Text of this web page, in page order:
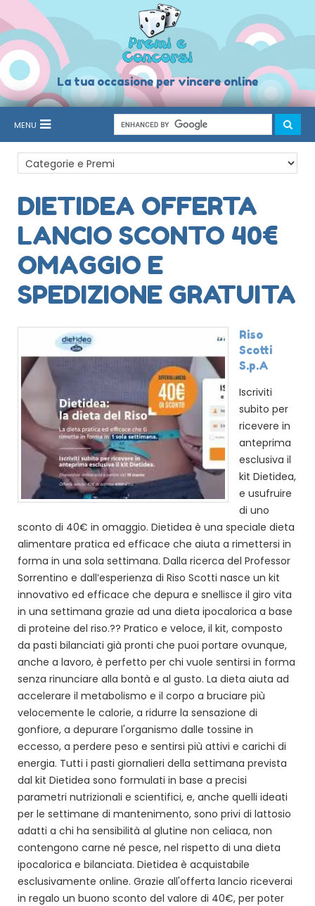
La tua occasione per vincere online
MENU
DIETIDEA OFFERTA
LANCIO SCONTO 40€
OMAGGIO E
SPEDIZIONE GRATUITA
Riso
Scotti
S.p.A
Iscriviti
subito per
ricevere in
anteprima
esclusiva il
kit Dietidea,
e usufruire
di uno
sconto di 40€ in omaggio. Dietidea è una speciale dieta
alimentare pratica ed efficace che aiuta a rimettersi in
forma in una sola settimana. Dalla ricerca del Professor
Sorrentino e dall’esperienza di Riso Scotti nasce un kit
innovativo ed efficace che depura e snellisce il giro vita
in una settimana grazie ad una dieta ipocalorica a base
di proteine del riso.?? Pratico e veloce, il kit, composto
da pasti bilanciati già pronti che puoi portare ovunque,
anche a lavoro, è perfetto per chi vuole sentirsi in forma
senza rinunciare alla bontà e al gusto. La dieta aiuta ad
accelerare il metabolismo e il corpo a bruciare più
velocemente le calorie, a ridurre la sensazione di
gonfiore, a depurare l'organismo dalle tossine in
eccesso, a perdere peso e sentirsi più attivi e carichi di
energia. Tutti i pasti giornalieri della settimana prevista
dal kit Dietidea sono formulati in base a precisi
parametri nutrizionali e scientifici, e, anche quelli ideati
per le settimane di mantenimento, sono privi di lattosio
adatti a chi ha sensibilità al glutine non celiaca, non
contengono carne né pesce, nel rispetto di una dieta
ipocalorica e bilanciata. Dietidea è acquistabile
esclusivamente online. Grazie all'offerta lancio riceverai
in regalo un buono sconto del valore di 40€, per poter